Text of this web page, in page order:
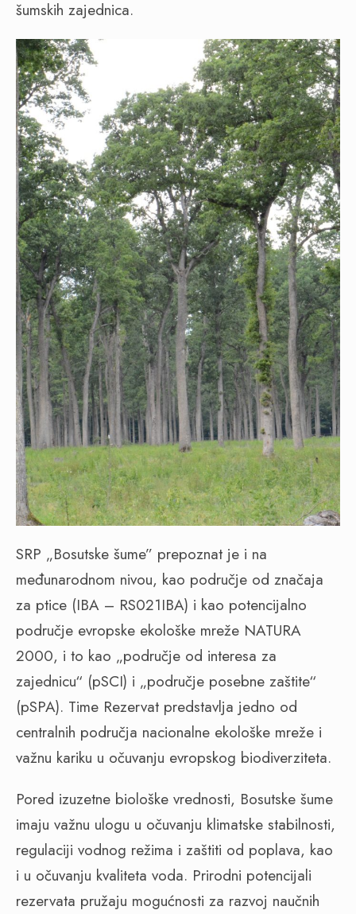
šumskih zajednica.
SRP „Bosutske šume” prepoznat je i na
međunarodnom nivou, kao područje od značaja
za ptice (IBA – RS021IBA) i kao potencijalno
područje evropske ekološke mreže NATURA
2000, i to kao „područje od interesa za
zajednicu“ (pSCI) i „područje posebne zaštite“
(pSPA). Time Rezervat predstavlja jedno od
centralnih područja nacionalne ekološke mreže i
važnu kariku u očuvanju evropskog biodiverziteta.
Pored izuzetne biološke vrednosti, Bosutske šume
imaju važnu ulogu u očuvanju klimatske stabilnosti,
regulaciji vodnog režima i zaštiti od poplava, kao
i u očuvanju kvaliteta voda. Prirodni potencijali
rezervata pružaju mogućnosti za razvoj naučnih